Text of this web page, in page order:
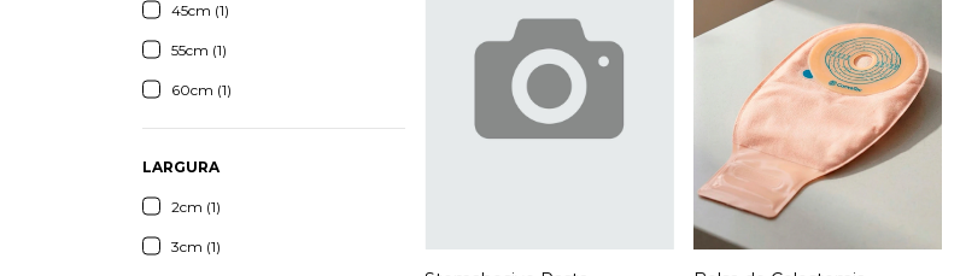
45cm (1)
55cm (1)
60cm (1)
LARGURA
2cm (1)
3cm (1)